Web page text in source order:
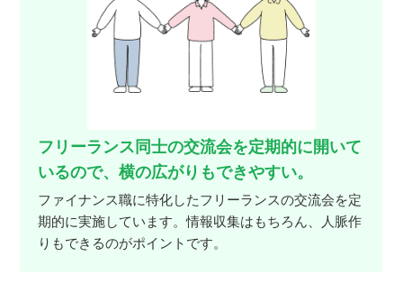
フリーランス同士の交流会を定期的に開いて
いるので、横の広がりもできやすい。
ファイナンス職に特化したフリーランスの交流会を定
期的に実施しています。情報収集はもちろん、人脈作
りもできるのがポイントです。